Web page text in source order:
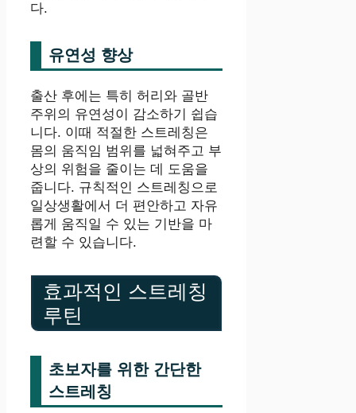
다.
유연성 향상
출산 후에는 특히 허리와 골반
주위의 유연성이 감소하기 쉽습
니다. 이때 적절한 스트레칭은
몸의 움직임 범위를 넓혀주고 부
상의 위험을 줄이는 데 도움을
줍니다. 규칙적인 스트레칭으로
일상생활에서 더 편안하고 자유
롭게 움직일 수 있는 기반을 마
련할 수 있습니다.
효과적인 스트레칭
루틴
초보자를 위한 간단한
스트레칭